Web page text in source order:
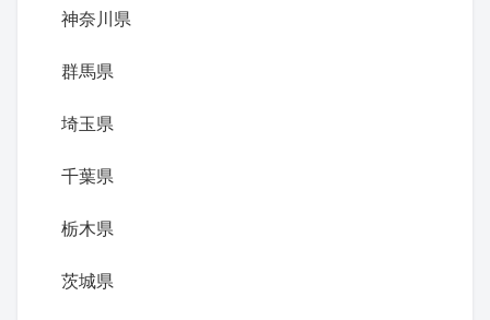
神奈川県
群馬県
埼玉県
千葉県
栃木県
茨城県